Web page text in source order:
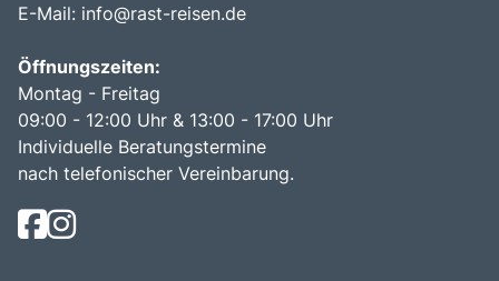
E-Mail: info@rast-reisen.de
Öffnungszeiten:
Montag - Freitag
09:00 - 12:00 Uhr & 13:00 - 17:00 Uhr
Individuelle Beratungstermine
nach telefonischer Vereinbarung.